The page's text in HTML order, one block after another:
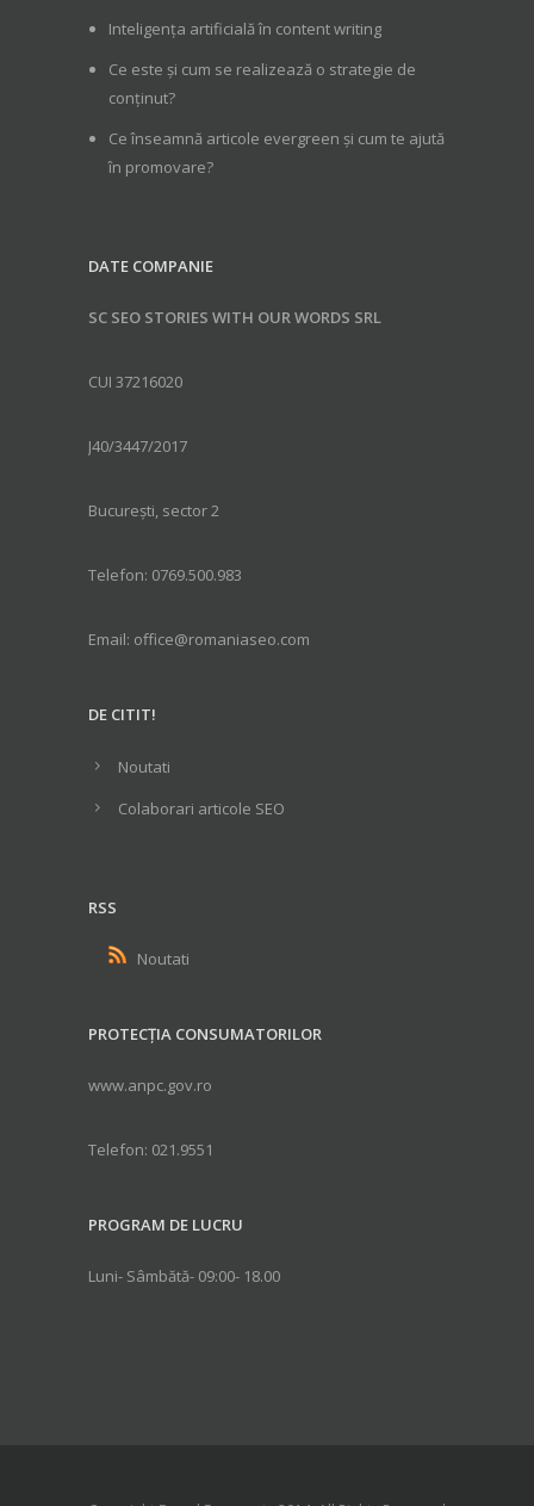
Inteligența artificială în content writing
Ce este și cum se realizează o strategie de
conținut?
Ce înseamnă articole evergreen și cum te ajută
în promovare?
DATE COMPANIE
SC SEO STORIES WITH OUR WORDS SRL
CUI 37216020
J40/3447/2017
București, sector 2
Telefon: 0769.500.983
Email: office@romaniaseo.com
DE CITIT!
Noutati
Colaborari articole SEO
RSS
Noutati
PROTECȚIA CONSUMATORILOR
www.anpc.gov.ro
Telefon: 021.9551
PROGRAM DE LUCRU
Luni- Sâmbătă- 09:00- 18.00